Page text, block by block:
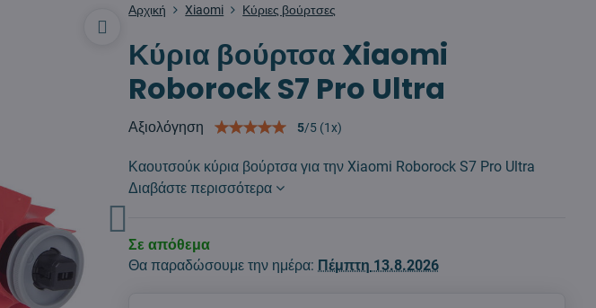
Αρχική Xiaomi Κύριες βούρτσες
Κύρια βούρτσα Xiaomi
Roborock S7 Pro Ultra
Αξιολόγηση 5/5 (1x)
Καουτσούκ κύρια βούρτσα για την Xiaomi Roborock S7 Pro Ultra
Διαβάστε περισσότερα
Σε απόθεμα
Θα παραδώσουμε την ημέρα: Πέμπτη 13.8.2026